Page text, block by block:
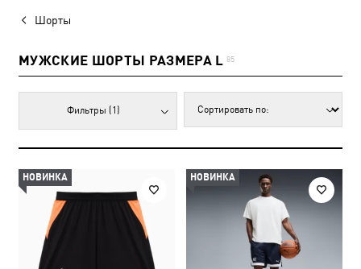
Шорты
МУЖСКИЕ ШОРТЫ РАЗМЕРА L 85
Фильтры (1)
НОВИНКА НОВИНКА